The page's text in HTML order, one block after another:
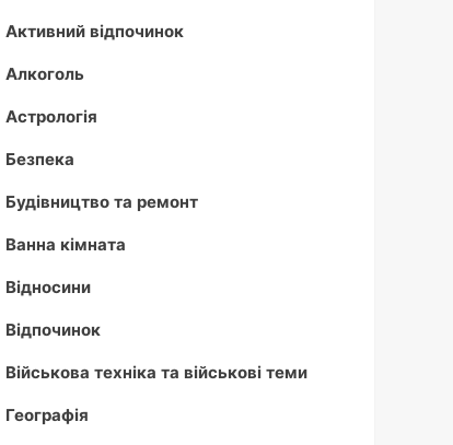
Активний відпочинок
Алкоголь
Астрологія
Безпека
Будівництво та ремонт
Ванна кімната
Відносини
Відпочинок
Військова техніка та військові теми
Географія